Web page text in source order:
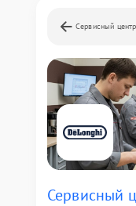
Сервисный
Сервисный